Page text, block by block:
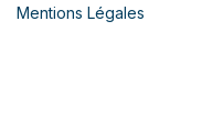
Mentions Légales